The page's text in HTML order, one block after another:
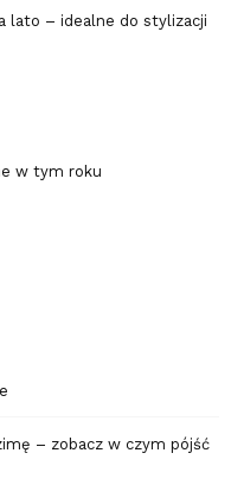
lato – idealne do stylizacji
w tym roku
– zobacz w czym pójść